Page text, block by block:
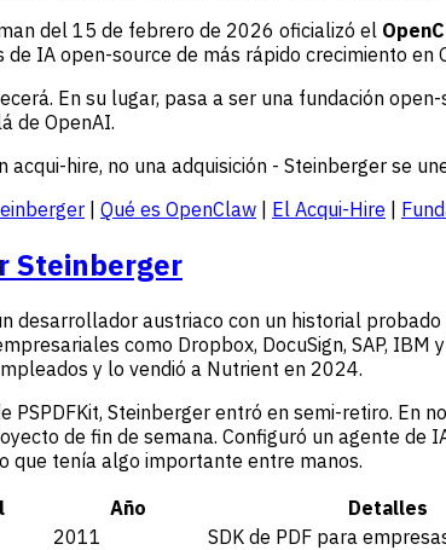
del 15 de febrero de 2026 oficializó el
IA open-source de más rápido crecimiento
En su lugar, pasa a ser una fundación
de OpenAI.
acqui-hire, no una adquisición - Steinberger se
| Qué es OpenClaw | El Acqui-Hire |
Steinberger
desarrollador austriaco con un historial
como Dropbox, DocuSign, SAP,
y lo vendió a Nutrient en 2024.
PSPDFKit, Steinberger entró en semi-retiro. En
de fin de semana. Configuró un agente
que tenía algo importante entre manos.
Año
Detalles
2011
SDK de PDF para